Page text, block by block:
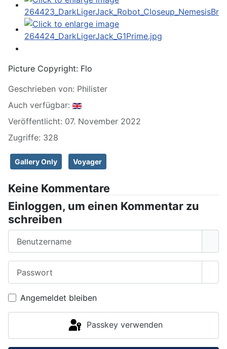
Picture Copyright: Flo
Geschrieben von: Philister
Auch verfügbar:
Veröffentlicht: 07. November 2022
Zugriffe: 328
Gallery Only Voyager
Keine Kommentare
Einloggen, um einen Kommentar zu
schreiben
Angemeldet bleiben
Passkey verwenden